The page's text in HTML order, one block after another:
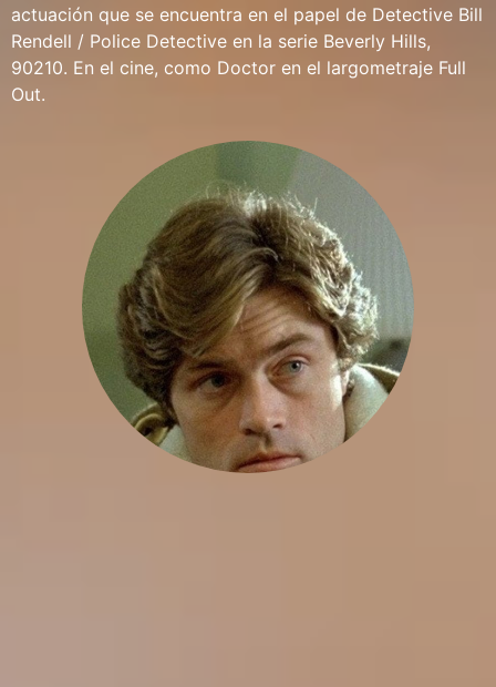
actuación que se encuentra en el papel de Detective Bill
Rendell / Police Detective en la serie Beverly Hills,
90210. En el cine, como Doctor en el largometraje Full
Out.